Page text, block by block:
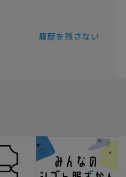
履歴を残さない